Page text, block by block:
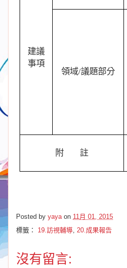
建議
事項
領域/議題部分
附 註
Posted by yaya on 11月 01, 2015
標籤： 19.訪視輔導, 20.成果報告
沒有留言: